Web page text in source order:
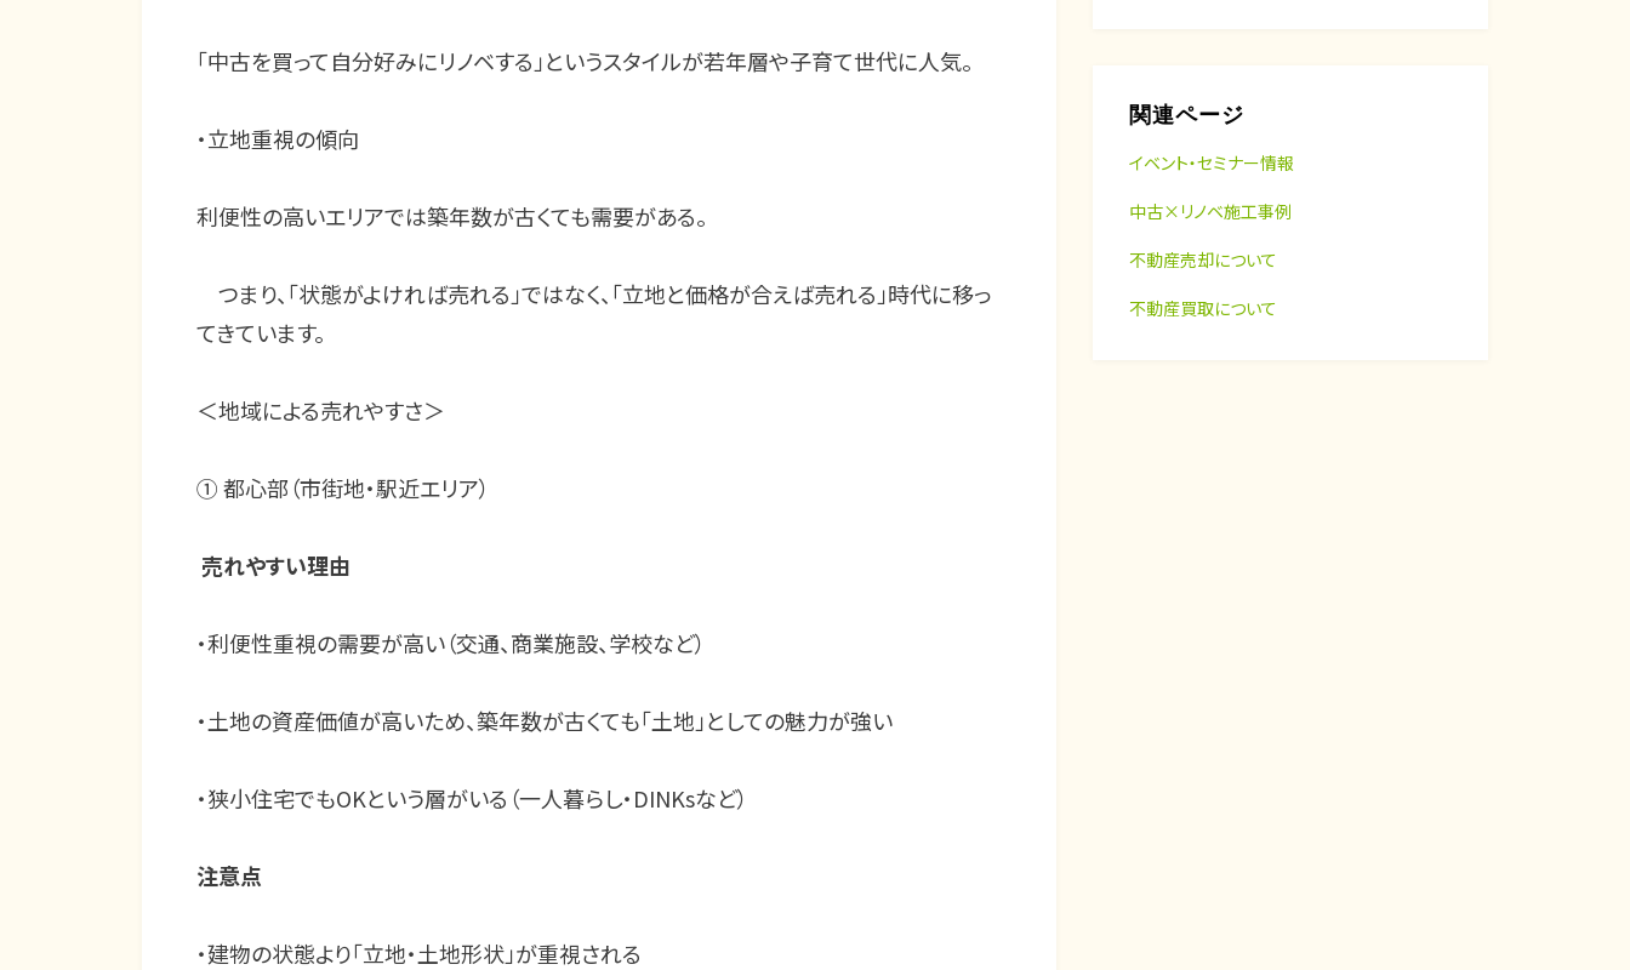
「中古を買って自分好みにリノベする」というスタイルが若年層や子育て世代に人気。
・立地重視の傾向
利便性の高いエリアでは築年数が古くても需要がある。
つまり、「状態がよければ売れる」ではなく、「立地と価格が合えば売れる」時代に移っ
てきています。
＜地域による売れやすさ＞
①都心部（市街地・駅近エリア）
売れやすい理由
・利便性重視の需要が高い（交通、商業施設、学校など）
・土地の資産価値が高いため、築年数が古くても「土地」としての魅力が強い
・狭小住宅でもOKという層がいる（一人暮らし・DINKsなど）
注意点
・建物の状態より「立地・土地形状」が重視される
関連ページ
イベント・セミナー情報
中古×リノベ施工事例
不動産売却について
不動産買取について